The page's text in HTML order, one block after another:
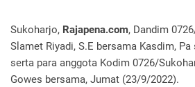
Sukoharjo, Rajapena.com, Dandim
Slamet Riyadi, S.E bersama Kasdim,
serta para anggota Kodim 0726/
Gowes bersama, Jumat (23/9/2022).